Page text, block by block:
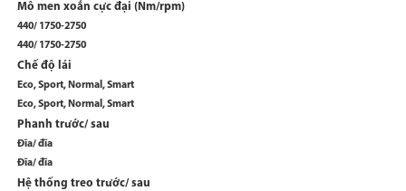
Mô men xoắn cực đại (Nm/rpm)
440/ 1750-2750
440/ 1750-2750
Chế độ lái
Eco, Sport, Normal, Smart
Eco, Sport, Normal, Smart
Phanh trước/ sau
Đĩa/ đĩa
Đĩa/ đĩa
Hệ thống treo trước/ sau